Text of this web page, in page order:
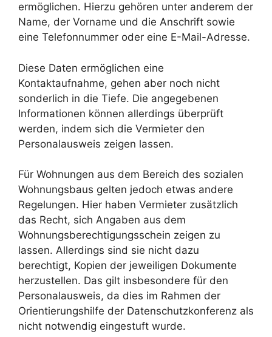
ermöglichen. Hierzu gehören unter anderem der
Name, der Vorname und die Anschrift sowie
eine Telefonnummer oder eine E-Mail-Adresse.
Diese Daten ermöglichen eine
Kontaktaufnahme, gehen aber noch nicht
sonderlich in die Tiefe. Die angegebenen
Informationen können allerdings überprüft
werden, indem sich die Vermieter den
Personalausweis zeigen lassen.
Für Wohnungen aus dem Bereich des sozialen
Wohnungsbaus gelten jedoch etwas andere
Regelungen. Hier haben Vermieter zusätzlich
das Recht, sich Angaben aus dem
Wohnungsberechtigungsschein zeigen zu
lassen. Allerdings sind sie nicht dazu
berechtigt, Kopien der jeweiligen Dokumente
herzustellen. Das gilt insbesondere für den
Personalausweis, da dies im Rahmen der
Orientierungshilfe der Datenschutzkonferenz als
nicht notwendig eingestuft wurde.